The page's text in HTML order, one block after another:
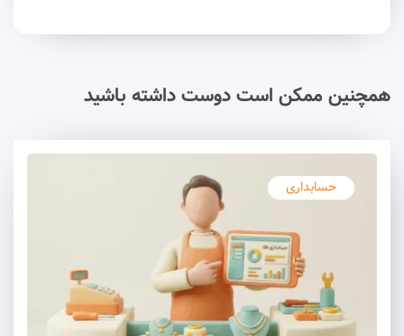
همچنین ممکن است دوست داشته باشید
حسابداری